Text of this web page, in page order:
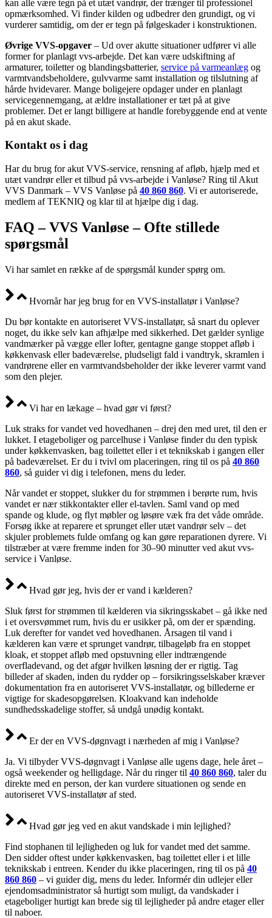
kan alle være tegn på et utæt vandrør, der trænger til professionel
opmærksomhed. Vi finder kilden og udbedrer den grundigt, og vi
vurderer samtidig, om der er tegn på følgeskader i konstruktionen.
Øvrige VVS-opgaver – Ud over akutte situationer udfører vi alle
former for planlagt vvs-arbejde. Det kan være udskiftning af
armaturer, toiletter og blandingsbatterier, service på varmeanlæg og
varmtvandsbeholdere, gulvvarme samt installation og tilslutning af
hårde hvidevarer. Mange boligejere opdager under en planlagt
servicegennemgang, at ældre installationer er tæt på at give
problemer. Det er langt billigere at handle forebyggende end at vente
på en akut skade.
Kontakt os i dag
Har du brug for akut VVS-service, rensning af afløb, hjælp med et
utæt vandrør eller et tilbud på vvs-arbejde i Vanløse? Ring til Akut
VVS Danmark – VVS Vanløse på 40 860 860. Vi er autoriserede,
medlem af TEKNIQ og klar til at hjælpe dig i dag.
FAQ – VVS Vanløse – Ofte stillede
spørgsmål
Vi har samlet en række af de spørgsmål kunder spørg om.
Hvornår har jeg brug for en VVS-installatør i Vanløse?
Du bør kontakte en autoriseret VVS-installatør, så snart du oplever
noget, du ikke selv kan afhjælpe med sikkerhed. Det gælder synlige
vandmærker på vægge eller lofter, gentagne gange stoppet afløb i
køkkenvask eller badeværelse, pludseligt fald i vandtryk, skramlen i
vandrørene eller en varmtvandsbeholder der ikke leverer varmt vand
som den plejer.
Vi har en lækage – hvad gør vi først?
Luk straks for vandet ved hovedhanen – drej den med uret, til den er
lukket. I etageboliger og parcelhuse i Vanløse finder du den typisk
under køkkenvasken, bag toilettet eller i et teknikskab i gangen eller
på badeværelset. Er du i tvivl om placeringen, ring til os på 40 860
860, så guider vi dig i telefonen, mens du leder.
Når vandet er stoppet, slukker du for strømmen i berørte rum, hvis
vandet er nær stikkontakter eller el-tavlen. Saml vand op med
spande og klude, og flyt møbler og løsøre væk fra det våde område.
Forsøg ikke at reparere et sprunget eller utæt vandrør selv – det
skjuler problemets fulde omfang og kan gøre reparationen dyrere. Vi
tilstræber at være fremme inden for 30–90 minutter ved akut vvs-
service i Vanløse.
Hvad gør jeg, hvis der er vand i kælderen?
Sluk først for strømmen til kælderen via sikringsskabet – gå ikke ned
i et oversvømmet rum, hvis du er usikker på, om der er spænding.
Luk derefter for vandet ved hovedhanen. Årsagen til vand i
kælderen kan være et sprunget vandrør, tilbageløb fra en stoppet
kloak, et stoppet afløb med opstuvning eller indtrængende
overfladevand, og det afgør hvilken løsning der er rigtig. Tag
billeder af skaden, inden du rydder op – forsikringsselskaber kræver
dokumentation fra en autoriseret VVS-installatør, og billederne er
vigtige for skadesopgørelsen. Kloakvand kan indeholde
sundhedsskadelige stoffer, så undgå unødig kontakt.
Er der en VVS-døgnvagt i nærheden af mig i Vanløse?
Ja. Vi tilbyder VVS-døgnvagt i Vanløse alle ugens dage, hele året –
også weekender og helligdage. Når du ringer til 40 860 860, taler du
direkte med en person, der kan vurdere situationen og sende en
autoriseret VVS-installatør af sted.
Hvad gør jeg ved en akut vandskade i min lejlighed?
Find stophanen til lejligheden og luk for vandet med det samme.
Den sidder oftest under køkkenvasken, bag toilettet eller i et lille
teknikskab i entreen. Kender du ikke placeringen, ring til os på 40
860 860 – vi guider dig, mens du leder. Informér din udlejer eller
ejendomsadministrator så hurtigt som muligt, da vandskader i
etageboliger hurtigt kan brede sig til lejligheder på andre etager eller
til naboer.